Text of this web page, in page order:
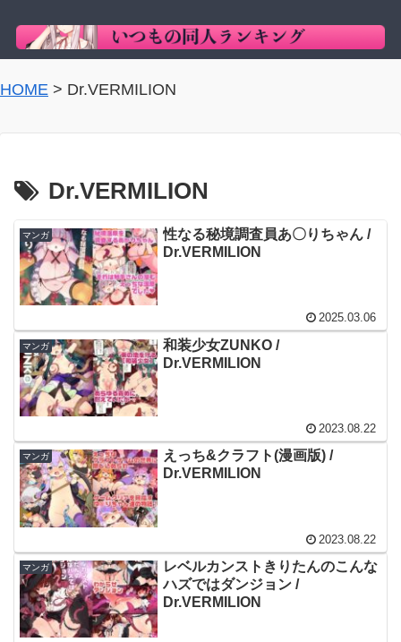
HOME > Dr.VERMILION
Dr.VERMILION
マンガ
性なる秘境調査員あ〇りちゃん /
Dr.VERMILION
2025.03.06
マンガ
和装少女ZUNKO /
Dr.VERMILION
2023.08.22
マンガ
えっち&クラフト(漫画版) /
Dr.VERMILION
2023.08.22
マンガ
レベルカンストきりたんのこんな
ハズではダンジョン /
Dr.VERMILION